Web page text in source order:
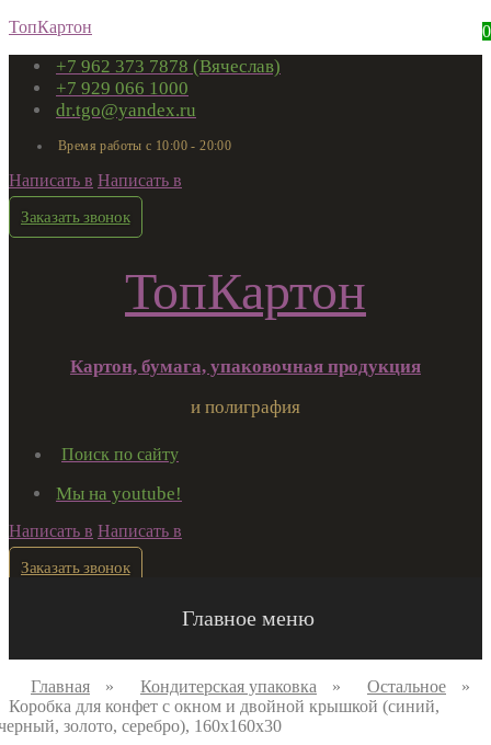
ТопКартон
+7 962 373 7878 (Вячеслав)
+7 929 066 1000
dr.tgo@yandex.ru
Время работы с 10:00 - 20:00
Написать в Написать в
Заказать звонок
ТопКартон
Картон, бумага, упаковочная продукция
и полиграфия
Поиск по сайту
Мы на youtube!
Написать в Написать в
Заказать звонок
Главное меню
Главная » Кондитерская упаковка » Остальное
»
Коробка для конфет с окном и двойной крышкой (синий,
золото, серебро), 160х160х30
0